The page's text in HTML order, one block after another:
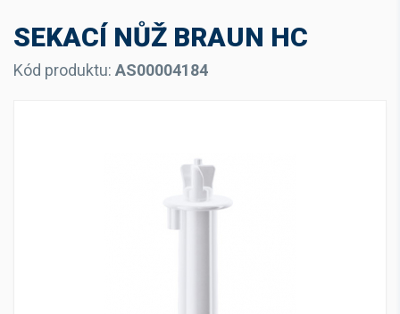
SEKACÍ NŮŽ BRAUN HC
Kód produktu: AS00004184